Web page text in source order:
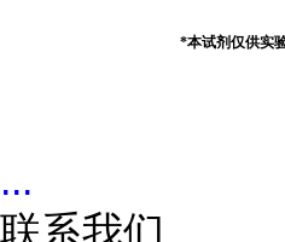
*本试剂仅供实
...
联系我们